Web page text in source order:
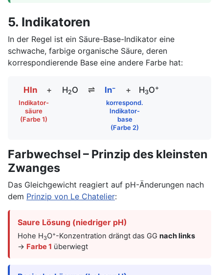
5. Indikatoren
In der Regel ist ein Säure-Base-Indikator eine
schwache, farbige organische Säure, deren
korrespondierende Base eine andere Farbe hat:
HIn + H2O ⇌ In⁻ + H3O+
Indikator-
säure
(Farbe 1)
korrespond.
Indikator-
base
(Farbe 2)
Farbwechsel – Prinzip des kleinsten
Zwanges
Das Gleichgewicht reagiert auf pH-Änderungen nach
dem Prinzip von Le Chatelier:
Saure Lösung (niedriger pH)
Hohe H3O+-Konzentration drängt das GG nach links
→ Farbe 1 überwiegt